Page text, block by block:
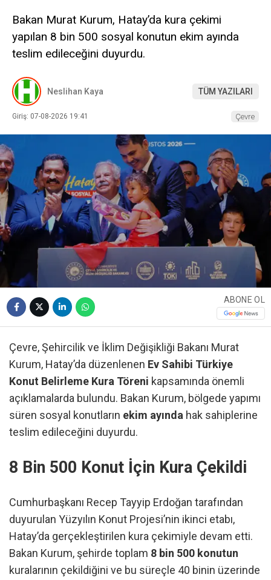
Bakan Murat Kurum, Hatay’da kura çekimi
yapılan 8 bin 500 sosyal konutun ekim ayında
teslim edileceğini duyurdu.
Neslihan Kaya TÜM YAZILARI
Giriş: 07-08-2026 19:41 Çevre
ABONE OL
Çevre, Şehircilik ve İklim Değişikliği Bakanı Murat
Kurum, Hatay’da düzenlenen Ev Sahibi Türkiye
Konut Belirleme Kura Töreni kapsamında önemli
açıklamalarda bulundu. Bakan Kurum, bölgede yapımı
süren sosyal konutların ekim ayında hak sahiplerine
teslim edileceğini duyurdu.
8 Bin 500 Konut İçin Kura Çekildi
Cumhurbaşkanı Recep Tayyip Erdoğan tarafından
duyurulan Yüzyılın Konut Projesi’nin ikinci etabı,
Hatay’da gerçekleştirilen kura çekimiyle devam etti.
Bakan Kurum, şehirde toplam 8 bin 500 konutun
kuralarının çekildiğini ve bu süreçle 40 binin üzerinde